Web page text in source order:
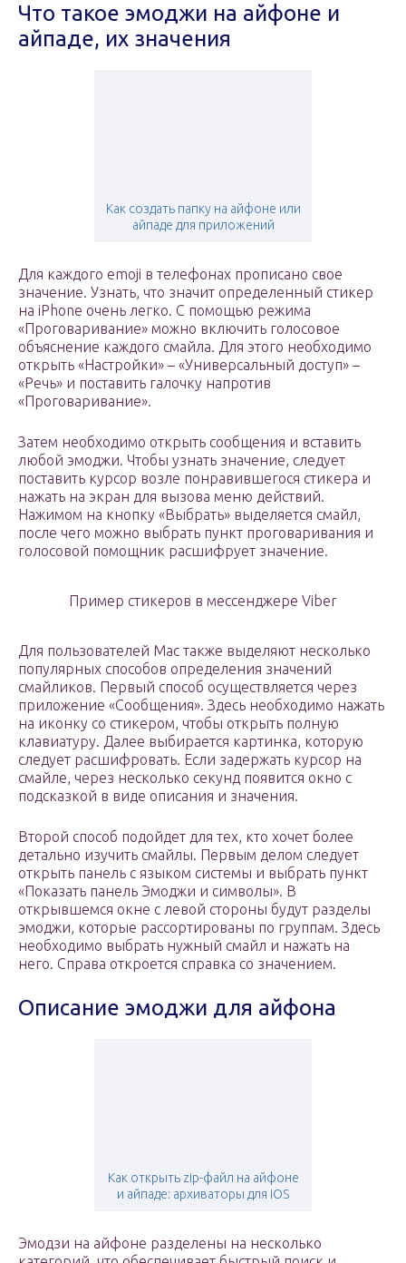
Что такое эмоджи на айфоне и
айпаде, их значения
Как создать папку на айфоне или
айпаде для приложений
Для каждого emoji в телефонах прописано свое
значение. Узнать, что значит определенный стикер
на iPhone очень легко. С помощью режима
«Проговаривание» можно включить голосовое
объяснение каждого смайла. Для этого необходимо
открыть «Настройки» – «Универсальный доступ» –
«Речь» и поставить галочку напротив
«Проговаривание».
Затем необходимо открыть сообщения и вставить
любой эмоджи. Чтобы узнать значение, следует
поставить курсор возле понравившегося стикера и
нажать на экран для вызова меню действий.
Нажимом на кнопку «Выбрать» выделяется смайл,
после чего можно выбрать пункт проговаривания и
голосовой помощник расшифрует значение.
Пример стикеров в мессенджере Viber
Для пользователей Mac также выделяют несколько
популярных способов определения значений
смайликов. Первый способ осуществляется через
приложение «Сообщения». Здесь необходимо нажать
на иконку со стикером, чтобы открыть полную
клавиатуру. Далее выбирается картинка, которую
следует расшифровать. Если задержать курсор на
смайле, через несколько секунд появится окно с
подсказкой в виде описания и значения.
Второй способ подойдет для тех, кто хочет более
детально изучить смайлы. Первым делом следует
открыть панель с языком системы и выбрать пункт
«Показать панель Эмоджи и символы». В
открывшемся окне с левой стороны будут разделы
эмоджи, которые рассортированы по группам. Здесь
необходимо выбрать нужный смайл и нажать на
него. Справа откроется справка со значением.
Описание эмоджи для айфона
Как открыть zip-файл на айфоне
и айпаде: архиваторы для iOS
Эмодзи на айфоне разделены на несколько